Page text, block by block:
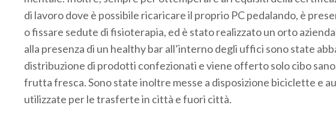
di lavoro dove è possibile ricaricare il proprio PC pedalando, è
o fissare sedute di fisioterapia, ed è stato realizzato un orto
alla presenza di un healthy bar all’interno degli uffici sono state
distribuzione di prodotti confezionati e viene offerto solo cibo
frutta fresca. Sono state inoltre messe a disposizione biciclette e
utilizzate per le trasferte in città e fuori città.